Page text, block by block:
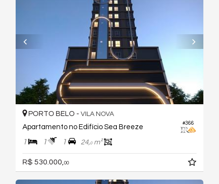
#366
PORTO BELO - VILA NOVA
Apartamento no Edifício Sea Breeze
1 1 1 24,0m²
R$ 530.000, 00